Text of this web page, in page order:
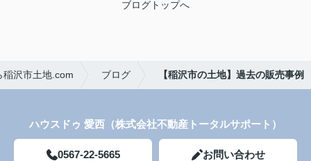
ブログトップへ
沢市土地.com ブログ 【稲沢市の土地】過去の販売事例
ハウスドゥ 愛西（株式会社不動産トータルサポート）
0567-22-5665 お問い合わせ